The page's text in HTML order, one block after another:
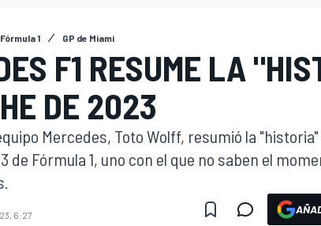
Fórmula 1 GP de Miami
F1 RESUME LA
DE 2023
Mercedes, Toto Wolff, resumió la
de Fórmula 1, uno con el que no saben el
6:27